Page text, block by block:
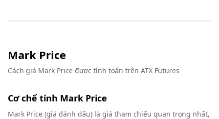
Mark Price
Cách giá Mark Price được tính toán trên ATX Futures
Cơ chế tính Mark Price
Mark Price (giá đánh dấu) là giá tham chiếu quan trọng nhất,